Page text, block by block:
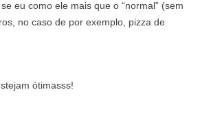
eu como ele mais que o “normal” (sem
no caso de por exemplo, pizza de
ótimasss!